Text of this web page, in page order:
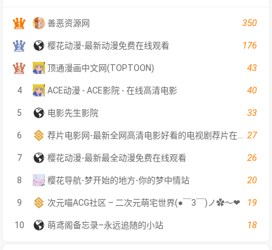
善恶资源网 350
樱花动漫-最新动漫免费在线观看 176
顶通漫画中文网(TOPTOON) 43
4 ACE动漫 - ACE影院 - 在线高清电影 40
5 电影先生影院 33
6 27
7 樱花动漫-最新最全动漫免费在线观看 26
8 樱花导航-梦开始的地方-你的梦中情站 20
9 次元喵ACG社区 – 二次元萌宅世界(●￣3￣)ノ✿～❤ 19
10 萌鸢阁备忘录–永远追随的小站 18